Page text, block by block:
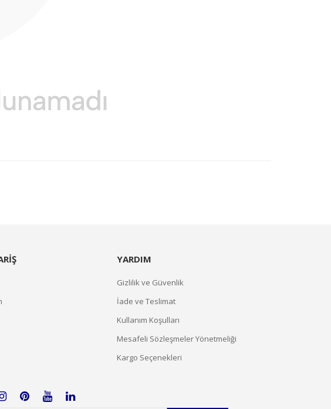
YARDIM
Gizlilik ve Güvenlik
İade ve Teslimat
Kullanım Koşulları
Mesafeli Sözleşmeler Yönetmeliği
Kargo Seçenekleri